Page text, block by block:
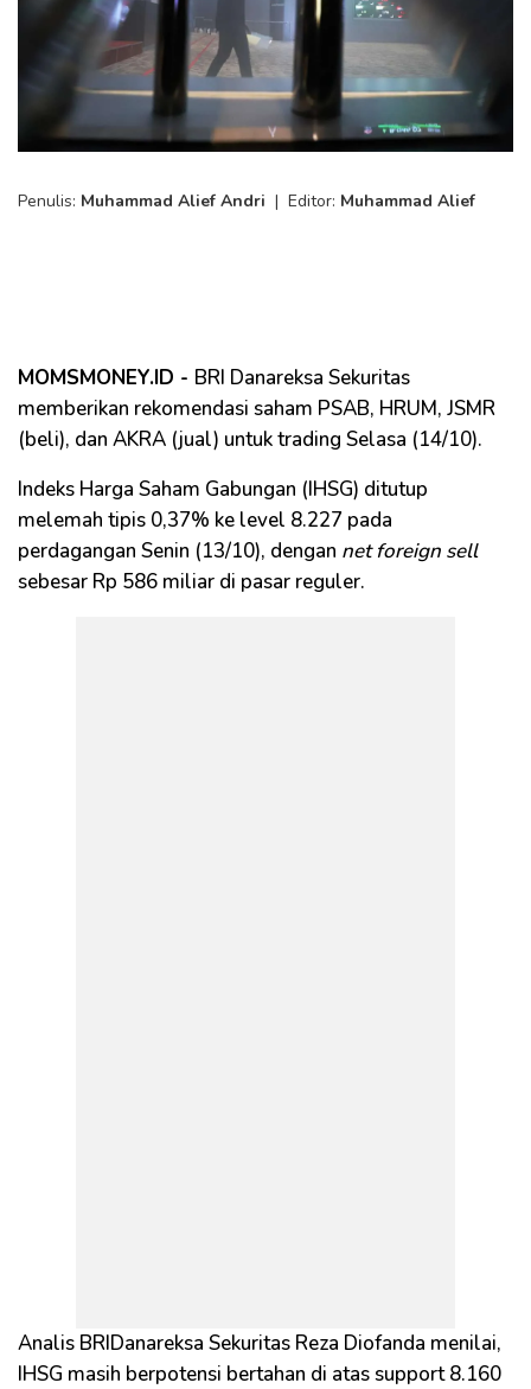
Penulis: Muhammad Alief Andri | Editor: Muhammad Alief
MOMSMONEY.ID - BRI Danareksa Sekuritas
memberikan rekomendasi saham PSAB, HRUM, JSMR
(beli), dan AKRA (jual) untuk trading Selasa (14/10).
Indeks Harga Saham Gabungan (IHSG) ditutup
melemah tipis 0,37% ke level 8.227 pada
perdagangan Senin (13/10), dengan net foreign sell
sebesar Rp 586 miliar di pasar reguler.
Analis BRIDanareksa Sekuritas Reza Diofanda menilai,
IHSG masih berpotensi bertahan di atas support 8.160